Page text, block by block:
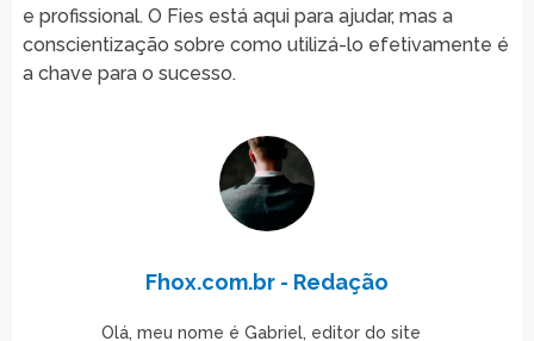
e profissional. O Fies está aqui para ajudar, mas a
conscientização sobre como utilizá-lo efetivamente é
a chave para o sucesso.
Fhox.com.br - Redação
Olá, meu nome é Gabriel, editor do site